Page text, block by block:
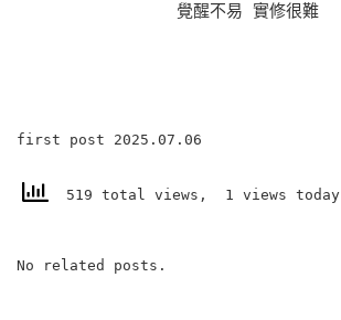
覺醒不易 實修很難
first post 2025.07.06
519 total views, 1 views today
No related posts.